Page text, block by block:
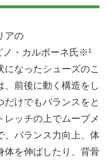
アの
ノ・カルボーネ氏※¹
なったシューズのこ
、前後に動く構造をし
だけでもバランスをと
レッチの上でムーブメ
、バランス力向上、体
を伸ばしたり、背骨